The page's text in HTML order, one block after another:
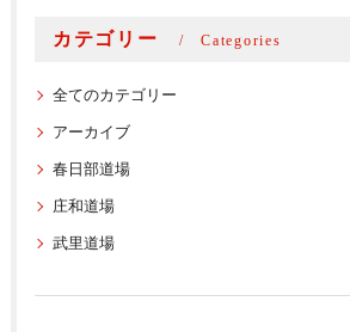
カテゴリー Categories
全てのカテゴリー
アーカイブ
春日部道場
庄和道場
武里道場